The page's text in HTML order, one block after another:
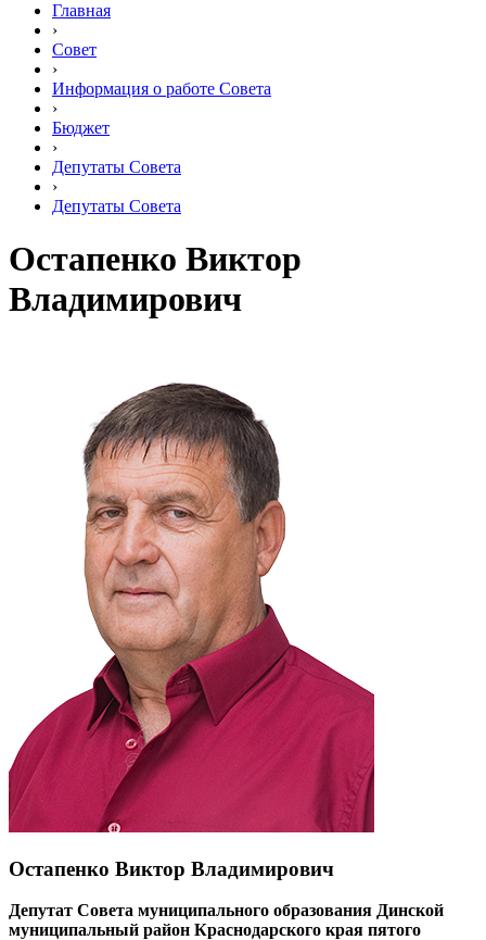
Главная
›
Совет
›
Информация о работе Совета
›
Бюджет
›
Депутаты Совета
›
Депутаты Совета
Остапенко Виктор
Владимирович
Остапенко Виктор Владимирович
Депутат Совета муниципального образования Динской
муниципальный район Краснодарского края пятого